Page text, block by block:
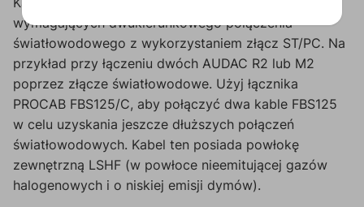
wymagających dwukierunkowego połączenia
światłowodowego z wykorzystaniem złącz ST/PC. Na
przykład przy łączeniu dwóch AUDAC R2 lub M2
poprzez złącze światłowodowe. Użyj łącznika
PROCAB FBS125/C, aby połączyć dwa kable FBS125
w celu uzyskania jeszcze dłuższych połączeń
światłowodowych. Kabel ten posiada powłokę
zewnętrzną LSHF (w powłoce nieemitującej gazów
halogenowych i o niskiej emisji dymów).